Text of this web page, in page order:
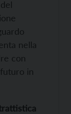
nella
con
in